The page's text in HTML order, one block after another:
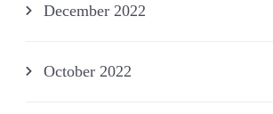
December 2022
October 2022